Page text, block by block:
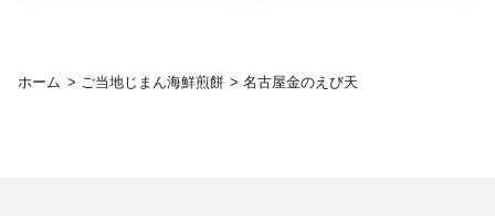
ホーム > ご当地じまん海鮮煎餅 > 名古屋金のえび天